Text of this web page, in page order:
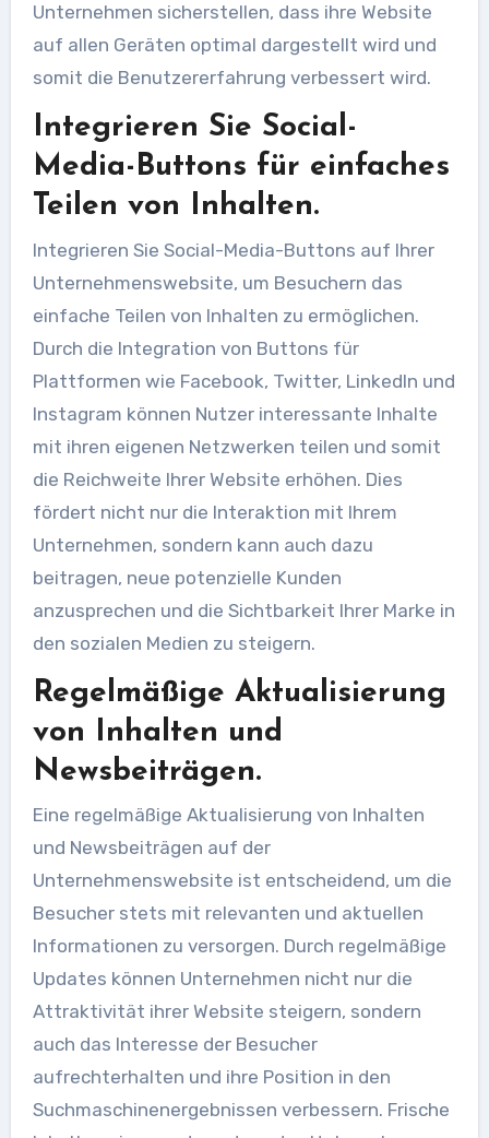
Unternehmen sicherstellen, dass ihre Website
auf allen Geräten optimal dargestellt wird und
somit die Benutzererfahrung verbessert wird.
Integrieren Sie Social-
Media-Buttons für einfaches
Teilen von Inhalten.
Integrieren Sie Social-Media-Buttons auf Ihrer
Unternehmenswebsite, um Besuchern das
einfache Teilen von Inhalten zu ermöglichen.
Durch die Integration von Buttons für
Plattformen wie Facebook, Twitter, LinkedIn und
Instagram können Nutzer interessante Inhalte
mit ihren eigenen Netzwerken teilen und somit
die Reichweite Ihrer Website erhöhen. Dies
fördert nicht nur die Interaktion mit Ihrem
Unternehmen, sondern kann auch dazu
beitragen, neue potenzielle Kunden
anzusprechen und die Sichtbarkeit Ihrer Marke in
den sozialen Medien zu steigern.
Regelmäßige Aktualisierung
von Inhalten und
Newsbeiträgen.
Eine regelmäßige Aktualisierung von Inhalten
und Newsbeiträgen auf der
Unternehmenswebsite ist entscheidend, um die
Besucher stets mit relevanten und aktuellen
Informationen zu versorgen. Durch regelmäßige
Updates können Unternehmen nicht nur die
Attraktivität ihrer Website steigern, sondern
auch das Interesse der Besucher
aufrechterhalten und ihre Position in den
Suchmaschinenergebnissen verbessern. Frische